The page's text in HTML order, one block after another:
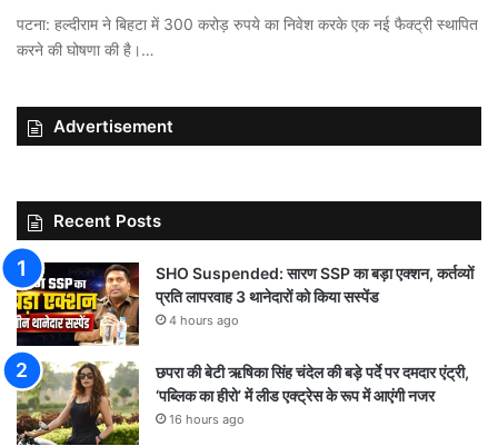
पटना: हल्दीराम ने बिहटा में 300 करोड़ रुपये का निवेश करके एक नई फैक्ट्री स्थापित
करने की घोषणा की है।…
Advertisement
Recent Posts
SHO Suspended: सारण SSP का बड़ा एक्शन, कर्तव्यों
प्रति लापरवाह 3 थानेदारों को किया सस्पेंड
4 hours ago
छपरा की बेटी ऋषिका सिंह चंदेल की बड़े पर्दे पर दमदार एंट्री,
‘पब्लिक का हीरो’ में लीड एक्ट्रेस के रूप में आएंगी नजर
16 hours ago